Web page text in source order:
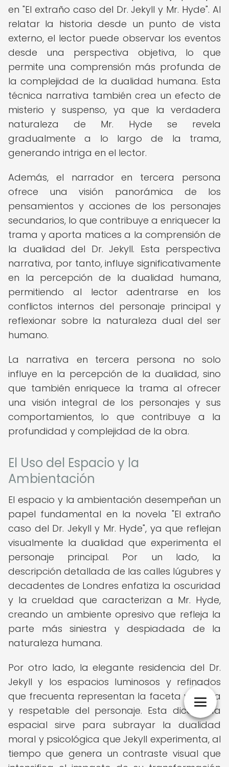
en "El extraño caso del Dr. Jekyll y Mr. Hyde". Al
relatar la historia desde un punto de vista
externo, el lector puede observar los eventos
desde una perspectiva objetiva, lo que
permite una comprensión más profunda de
la complejidad de la dualidad humana. Esta
técnica narrativa también crea un efecto de
misterio y suspenso, ya que la verdadera
naturaleza de Mr. Hyde se revela
gradualmente a lo largo de la trama,
generando intriga en el lector.
Además, el narrador en tercera persona
ofrece una visión panorámica de los
pensamientos y acciones de los personajes
secundarios, lo que contribuye a enriquecer la
trama y aporta matices a la comprensión de
la dualidad del Dr. Jekyll. Esta perspectiva
narrativa, por tanto, influye significativamente
en la percepción de la dualidad humana,
permitiendo al lector adentrarse en los
conflictos internos del personaje principal y
reflexionar sobre la naturaleza dual del ser
humano.
La narrativa en tercera persona no solo
influye en la percepción de la dualidad, sino
que también enriquece la trama al ofrecer
una visión integral de los personajes y sus
comportamientos, lo que contribuye a la
profundidad y complejidad de la obra.
El Uso del Espacio y la
Ambientación
El espacio y la ambientación desempeñan un
papel fundamental en la novela "El extraño
caso del Dr. Jekyll y Mr. Hyde", ya que reflejan
visualmente la dualidad que experimenta el
personaje principal. Por un lado, la
descripción detallada de las calles lúgubres y
decadentes de Londres enfatiza la oscuridad
y la crueldad que caracterizan a Mr. Hyde,
creando un ambiente opresivo que refleja la
parte más siniestra y despiadada de la
naturaleza humana.
Por otro lado, la elegante residencia del Dr.
Jekyll y los espacios luminosos y refinados
que frecuenta representan la faceta virtuosa
y respetable del personaje. Esta dicotomía
espacial sirve para subrayar la dualidad
moral y psicológica que Jekyll experimenta, al
tiempo que genera un contraste visual que